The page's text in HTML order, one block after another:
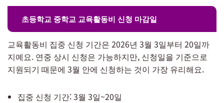
초등학교 중학교 교육활동비 신청 마감일
교육활동비 집중 신청 기간은 2026년 3월 3일부터 20일까
지예요. 연중 상시 신청은 가능하지만, 신청일을 기준으로
지원되기 때문에 3월 안에 신청하는 것이 가장 유리해요.
집중 신청 기간: 3월 3일~20일